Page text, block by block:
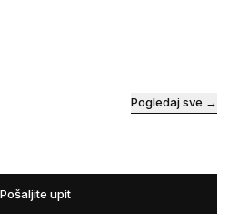
Pogledaj sve →
Pošaljite upit